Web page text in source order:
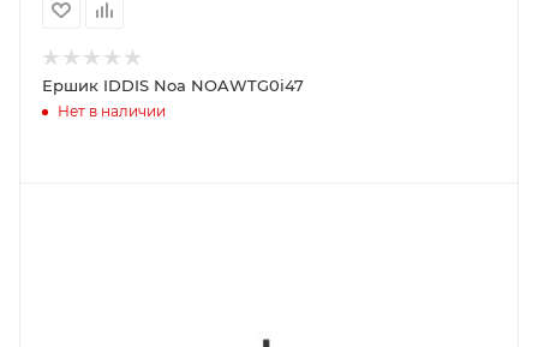
Ершик IDDIS Noa NOAWTG0i47
Нет в наличии